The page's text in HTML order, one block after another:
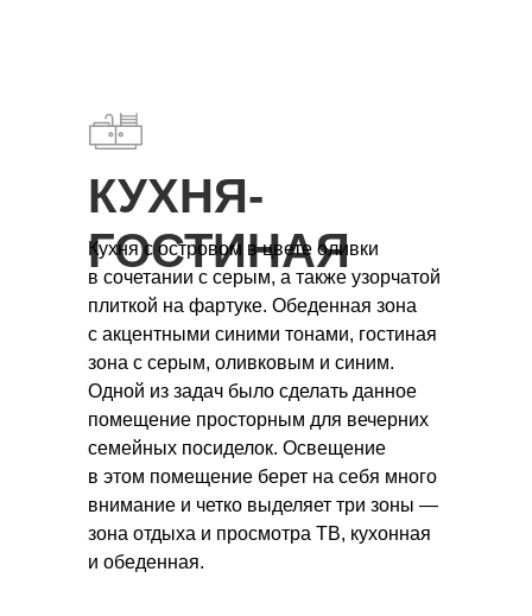
Кухня с островом в цвете оливки
в сочетании с серым, а также узорчатой
плиткой на фартуке. Обеденная зона
с акцентными синими тонами, гостиная
зона с серым, оливковым и синим.
Одной из задач было сделать данное
помещение просторным для вечерних
семейных посиделок. Освещение
в этом помещение берет на себя много
внимание и четко выделяет три зоны —
зона отдыха и просмотра ТВ, кухонная
и обеденная.
КУХНЯ-
ГОСТИНАЯ